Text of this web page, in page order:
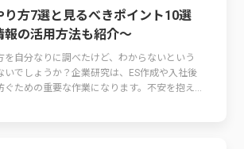
り方7選と見るべきポイント10選
報の活用方法も紹介～
を自分なりに調べたけど、わからないという
いでしょうか？企業研究は、ES作成や入社後
ぐための重要な作業になります。不安を抱え...